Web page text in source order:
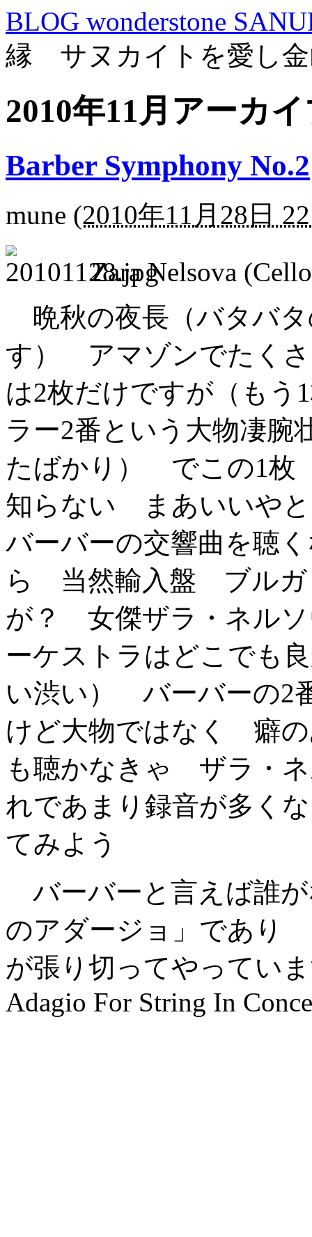
BLOG wonderstone
縁 サヌカイトを愛し金
2010年11月アーカ
Barber Symphony No.2
mune (2010年11月28日
Zara Nelsova
晩秋の夜長（バタバ
す） アマゾンでたく
は2枚だけですが（もう
ラー2番という大物凄
たばかり） でこの1枚
知らない まあいいや
バーバーの交響曲を聴
ら 当然輸入盤 ブルガ
が？ 女傑ザラ・ネルソ
ーケストラはどこでも
い渋い） バーバーの2
けど大物ではなく 癖
も聴かなきゃ ザラ・ネ
れであまり録音が多く
てみよう
バーバーと言えば誰
のアダージョ」であり
が張り切ってやって
Adagio For String In